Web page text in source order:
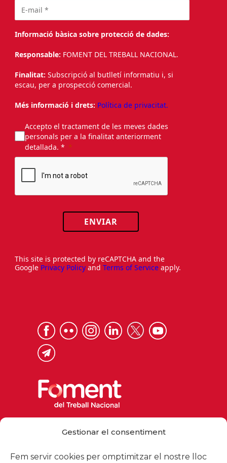
Gestionar el consentiment
Fem servir cookies per omptimitzar el nostre lloc
Informació bàsica sobre protecció de dades:
Responsable: FOMENT DEL TREBALL NACIONAL.
Finalitat: Subscripció al butlletí informatiu i, si
escau, per a prospecció comercial.
Més informació i drets: Política de privacitat.
Accepto el tractament de les meves dades
personals per a la finalitat anteriorment
detallada. *
ENVIAR
This site is protected by reCAPTCHA and the
Google Privacy Policy and Terms of Service apply.
foment@foment.com